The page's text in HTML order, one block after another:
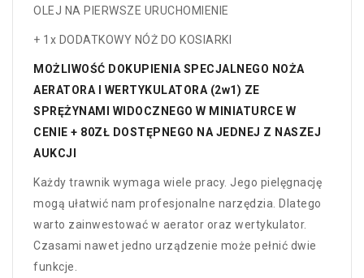
OLEJ NA PIERWSZE URUCHOMIENIE
+ 1x DODATKOWY NÓŻ DO KOSIARKI
MOŻLIWOŚĆ DOKUPIENIA SPECJALNEGO NOŻA
AERATORA I WERTYKULATORA (2w1) ZE
SPRĘŻYNAMI WIDOCZNEGO W MINIATURCE W
CENIE + 80ZŁ DOSTĘPNEGO NA JEDNEJ Z NASZEJ
AUKCJI
Każdy trawnik wymaga wiele pracy. Jego pielęgnację
mogą ułatwić nam profesjonalne narzędzia. Dlatego
warto zainwestować w aerator oraz wertykulator.
Czasami nawet jedno urządzenie może pełnić dwie
funkcje.